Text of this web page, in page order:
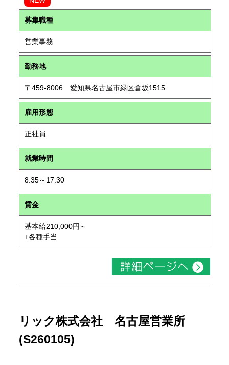
募集職種
営業事務
勤務地
〒459-8006 愛知県名古屋市緑区倉坂1515
雇用形態
正社員
就業時間
8:35～17:30
賃金
基本給210,000円～
+各種手当
リック株式会社 名古屋営業所
(S260105)